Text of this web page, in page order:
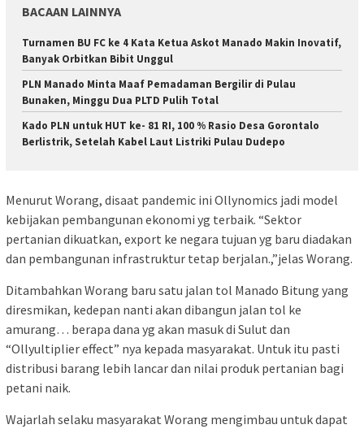
BACAAN LAINNYA
Turnamen BU FC ke 4 Kata Ketua Askot Manado Makin Inovatif,
Banyak Orbitkan Bibit Unggul
PLN Manado Minta Maaf Pemadaman Bergilir di Pulau
Bunaken, Minggu Dua PLTD Pulih Total
Kado PLN untuk HUT ke- 81 RI, 100 % Rasio Desa Gorontalo
Berlistrik, Setelah Kabel Laut Listriki Pulau Dudepo
Menurut Worang, disaat pandemic ini Ollynomics jadi model
kebijakan pembangunan ekonomi yg terbaik. “Sektor
pertanian dikuatkan, export ke negara tujuan yg baru diadakan
dan pembangunan infrastruktur tetap berjalan.,”jelas Worang.
Ditambahkan Worang baru satu jalan tol Manado Bitung yang
diresmikan, kedepan nanti akan dibangun jalan tol ke
amurang… berapa dana yg akan masuk di Sulut dan
“Ollyultiplier effect” nya kepada masyarakat. Untuk itu pasti
distribusi barang lebih lancar dan nilai produk pertanian bagi
petani naik.
Wajarlah selaku masyarakat Worang mengimbau untuk dapat